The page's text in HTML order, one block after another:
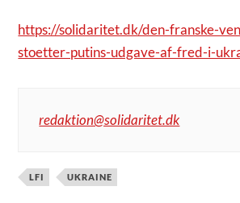
https://solidaritet.dk/den-franske-
stoetter-putins-udgave-af-fred-i-
redaktion@solidaritet.dk
LFI UKRAINE